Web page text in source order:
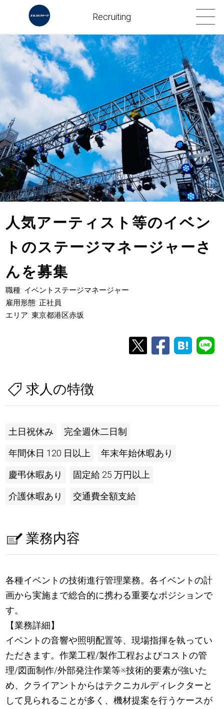
Recruiting
人気アーティスト等のイベン
トのステージマネージャーさ
んを募集
職種: イベントステージマネージャー
雇用形態: 正社員
エリア: 東京都港区赤坂
求人の特徴
土日祝休み 完全週休二日制
年間休日 120 日以上 年末年始休暇あり
慶弔休暇あり 固定給 25 万円以上
介護休暇あり 交通費全額支給
業務内容
各種イベントの技術進行管理業務。各イベントの計
画から実施まで総合的に携わる重要なポジションで
す。
【業務詳細】
イベントの音響や照明配置等、現場指揮を執ってい
ただきます。作業工程/製作工程およびコストの管
理/図面制作/外部発注作業等※技術的要素が強いた
め、クライアントからはテクニカルディレクターと
して見られることが多く、機材提案を行うケースが